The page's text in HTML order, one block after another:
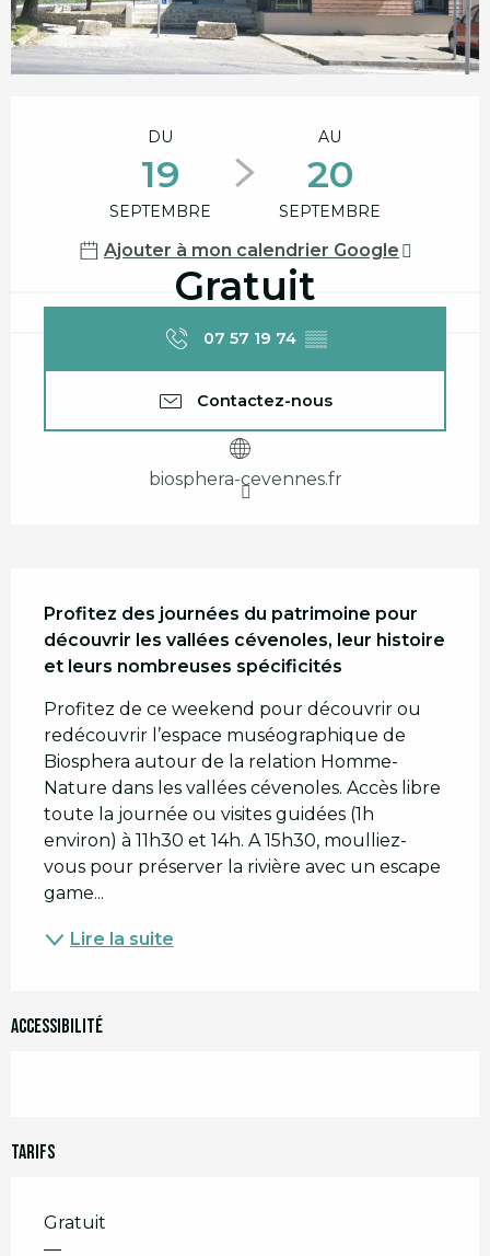
Ouverture et coordonnées
DU
19
SEPTEMBRE
AU
20
SEPTEMBRE
Ajouter à mon calendrier Google
Gratuit
07 57 19 74 ▒▒
Contactez-nous
biosphera-cevennes.fr
Description
Profitez des journées du patrimoine pour
découvrir les vallées cévenoles, leur histoire
et leurs nombreuses spécificités
Profitez de ce weekend pour découvrir ou
redécouvrir l’espace muséographique de
Biosphera autour de la relation Homme-
Nature dans les vallées cévenoles. Accès libre
toute la journée ou visites guidées (1h
environ) à 11h30 et 14h. A 15h30, moulliez-
vous pour préserver la rivière avec un escape
game...
Lire la suite
Accessibilité
Tarifs
Gratuit
—